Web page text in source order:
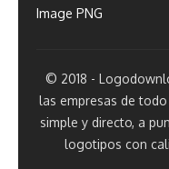
Image PNG
© 2018 -
las empresas de
simple y directo, a
logotipos con